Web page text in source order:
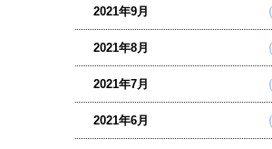
2021年9月
2021年8月
2021年7月
2021年6月